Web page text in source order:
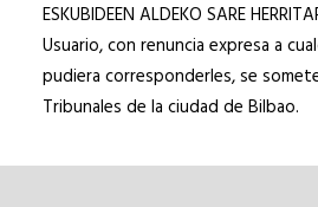
ESKUBIDEEN ALDEKO SARE
Usuario, con renuncia expresa a
pudiera corresponderles, se
Tribunales de la ciudad de Bilbao.